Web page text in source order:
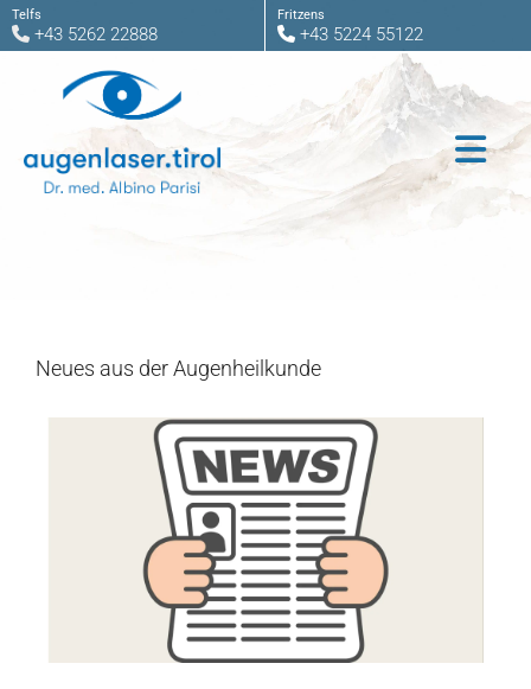
Telfs
 +43 5262 22888
Fritzens
 +43 5224 55122
Neues aus der Augenheilkunde